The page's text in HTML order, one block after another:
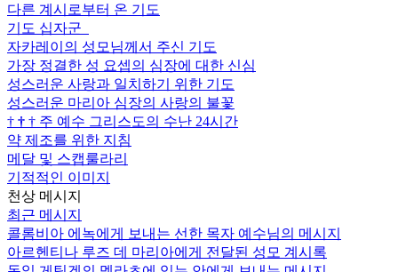
다른 계시로부터 온 기도
기도 십자군
자카레이의 성모님께서 주신 기도
가장 정결한 성 요셉의 심장에 대한 신심
성스러운 사랑과 일치하기 위한 기도
성스러운 마리아 심장의 사랑의 불꽃
† † † 주 예수 그리스도의 수난 24시간
약 제조를 위한 지침
메달 및 스캡룰라리
기적적인 이미지
천상 메시지
최근 메시지
콜롬비아 에녹에게 보내는 선한 목자 예수님의 메시지
아르헨티나 루즈 데 마리아에게 전달된 성모 계시록